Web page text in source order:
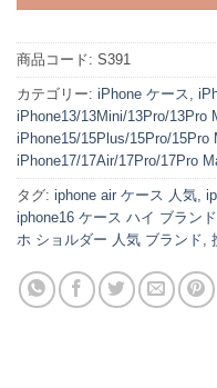
商品コード: S391
カテゴリー: iPhone ケース,
iPhone13/13Mini/13Pro/13Pro
iPhone15/15Plus/15Pro/15Pro
iPhone17/17Air/17Pro/17Pro
タグ: iphone air ケース 人気,
iphone16 ケース ハイ ブランド
ホ ショルダー 人気 ブランド,